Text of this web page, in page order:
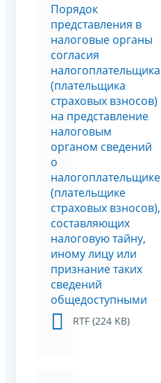
Порядок
представления в
налоговые органы
согласия
налогоплательщика
(плательщика
страховых взносов)
на представление
налоговым
органом сведений
о
налогоплательщике
(плательщике
страховых взносов),
составляющих
налоговую тайну,
иному лицу или
признание таких
сведений
общедоступными
RTF (224 KB)